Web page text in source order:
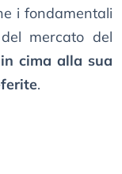
i fondamentali
mercato del
cima alla sua
.